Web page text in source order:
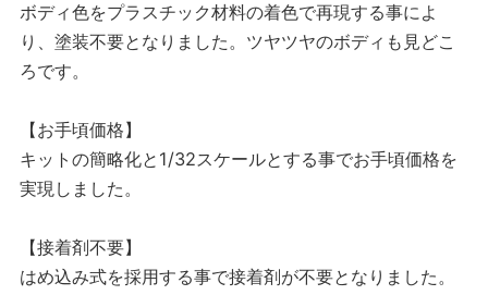
ボディ色をプラスチック材料の着色で再現する事によ
り、塗装不要となりました。ツヤツヤのボディも見どこ
ろです。
【お手頃価格】
キットの簡略化と1/32スケールとする事でお手頃価格を
実現しました。
【接着剤不要】
はめ込み式を採用する事で接着剤が不要となりました。